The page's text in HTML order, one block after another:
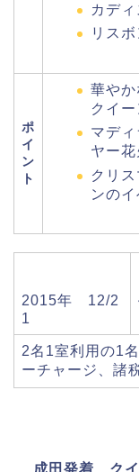
カデ
リス
ポ
イ
ン
ト
華や
クイ
マデ
ヤー花
クリ
ンのイ
2015年 12/2
1
2名1室利用の1
ーチャージ、諸
成田発着 ク